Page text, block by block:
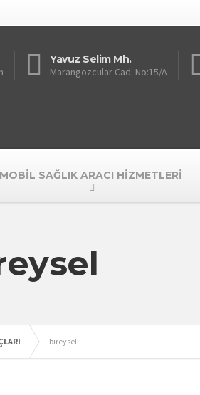
Yavuz Selim Mh.
Marangozcular Cad. No:15/A
MOBİL SAĞLIK ARACI HİZMETLERİ
bireysel